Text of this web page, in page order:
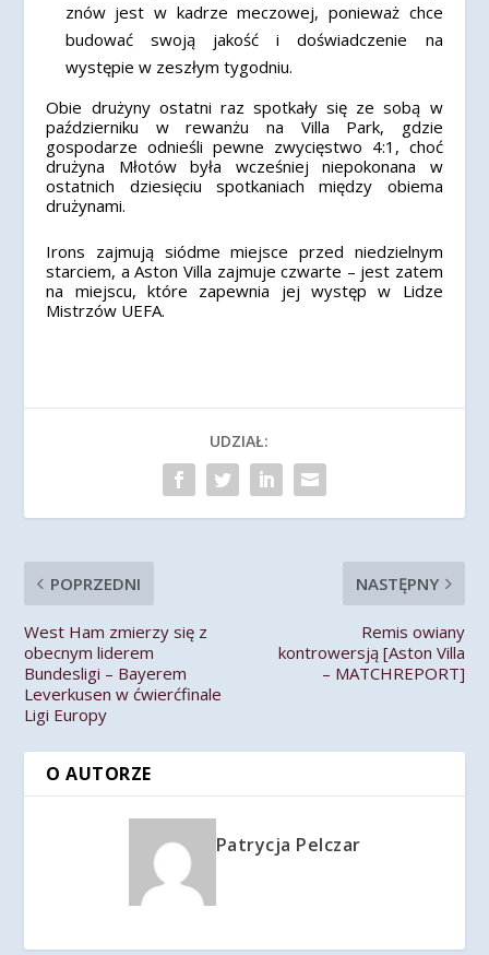
znów jest w kadrze meczowej, ponieważ chce
budować swoją jakość i doświadczenie na
występie w zeszłym tygodniu.
Obie drużyny ostatni raz spotkały się ze sobą w
październiku w rewanżu na Villa Park, gdzie
gospodarze odnieśli pewne zwycięstwo 4:1, choć
drużyna Młotów była wcześniej niepokonana w
ostatnich dziesięciu spotkaniach między obiema
drużynami.
Irons zajmują siódme miejsce przed niedzielnym
starciem, a Aston Villa zajmuje czwarte – jest zatem
na miejscu, które zapewnia jej występ w Lidze
Mistrzów UEFA.
UDZIAŁ:
POPRZEDNI
West Ham zmierzy się z
obecnym liderem
Bundesligi – Bayerem
Leverkusen w ćwierćfinale
Ligi Europy
NASTĘPNY
Remis owiany
kontrowersją [Aston Villa
– MATCHREPORT]
O AUTORZE
Patrycja Pelczar